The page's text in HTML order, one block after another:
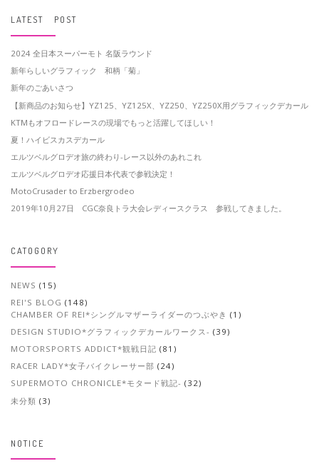
LATEST POST
2024 全日本スーパーモト 名阪ラウンド
新年らしいグラフィック 和柄「菊」
新年のごあいさつ
【新商品のお知らせ】YZ125、YZ125X、YZ250、YZ250X用グラフィックデカール
KTMもオフロードレースの現場でもっと活躍してほしい！
夏！ハイビスカスデカール
エルツベルグロデオ旅の終わり-レース以外のあれこれ
エルツベルグロデオ応援日本代表で参戦決定！
MotoCrusader to Erzbergrodeo
2019年10月27日 CGC奈良トラ大会レディースクラス 参戦してきました。
CATOGORY
NEWS (15)
REI'S BLOG (148)
CHAMBER OF REI*シングルマザーライダーのつぶやき (1)
DESIGN STUDIO*グラフィックデカールワークス- (39)
MOTORSPORTS ADDICT*観戦日記 (81)
RACER LADY*女子バイクレーサー部 (24)
SUPERMOTO CHRONICLE*モタード戦記- (32)
未分類 (3)
NOTICE